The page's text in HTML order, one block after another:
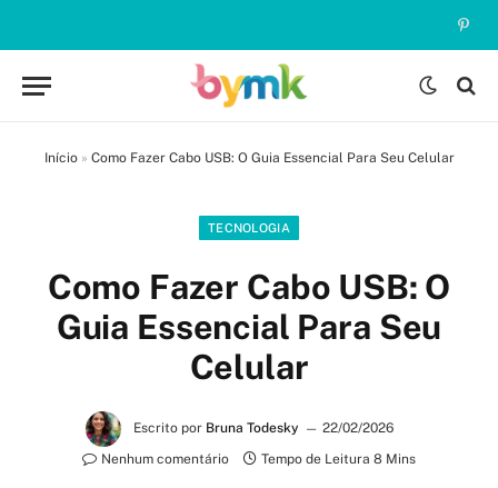
Início» Como Fazer Cabo USB: O Guia Essencial Para Seu Celular
TECNOLOGIA
Como Fazer Cabo USB: O
Guia Essencial Para Seu
Celular
Escrito por Bruna Todesky
22/02/2026
Nenhum comentário
Tempo de Leitura 8 Mins